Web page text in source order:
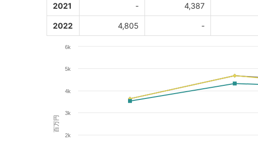
2021 - 4,387
2022 4,805 -
百万円
2k
3k
4k
5k
6k